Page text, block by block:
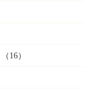
（16）